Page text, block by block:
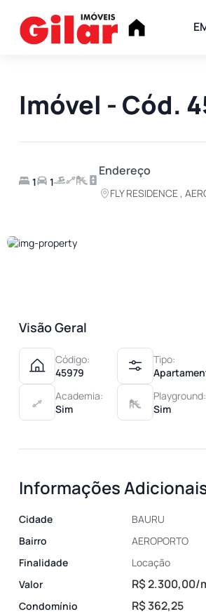
Imóvel - Cód.
1 1
Endereço
FLY RESIDENCE ,
Visão Geral
Código:
45979
Tipo:
Academia:
Sim
Playground:
Sim
Informações
Cidade
BAURU
Bairro
AEROPORTO
Finalidade
Locação
Valor
R$ 2.300,00/
Condomínio R$ 362,25